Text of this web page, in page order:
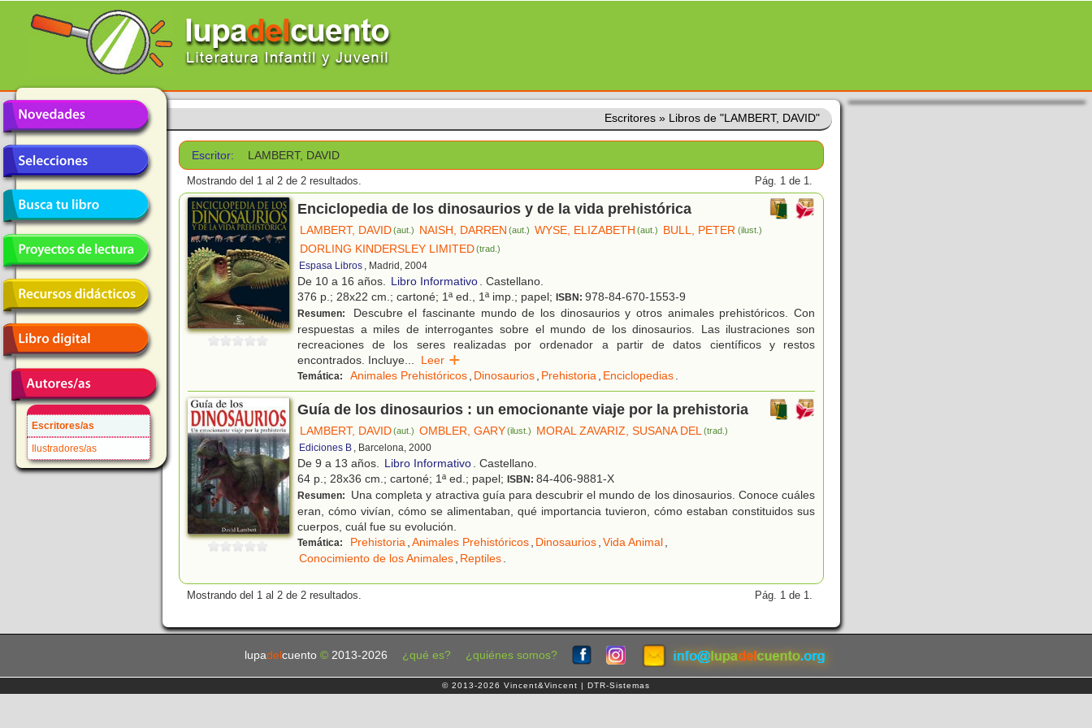
Escritores/as
Ilustradores/as
Escritores » Libros de "LAMBERT, DAVID"
Escritor: LAMBERT, DAVID
Mostrando del 1 al 2 de 2 resultados. Pág. 1 de 1.
Enciclopedia de los dinosaurios y de la vida prehistórica
LAMBERT, DAVID(aut.) NAISH, DARREN (aut.) WYSE, ELIZABETH (aut.) BULL, PETER (ilust.)
DORLING KINDERSLEY LIMITED(trad.)
Espasa Libros , Madrid, 2004
De 10 a 16 años. Libro Informativo. Castellano.
376 p.; 28x22 cm.; cartoné; 1ª ed., 1ª imp.; papel; ISBN: 978-84-670-1553-9
Resumen:
Descubre el fascinante mundo de los dinosaurios y otros animales prehistóricos. Con
respuestas a miles de interrogantes sobre el mundo de los dinosaurios. Las ilustraciones son
recreaciones de los seres realizadas por ordenador a partir de datos científicos y restos
encontrados. Incluye... Leer
Temática: Animales Prehistóricos, Dinosaurios, Prehistoria, Enciclopedias.
Guía de los dinosaurios : un emocionante viaje por la prehistoria
LAMBERT, DAVID(aut.) OMBLER, GARY(ilust.) MORAL ZAVARIZ, SUSANA DEL (trad.)
Ediciones B , Barcelona, 2000
De 9 a 13 años. Libro Informativo. Castellano.
64 p.; 28x36 cm.; cartoné; 1ª ed.; papel; ISBN: 84-406-9881-X
Resumen:
Una completa y atractiva guía para descubrir el mundo de los dinosaurios. Conoce cuáles
eran, cómo vivían, cómo se alimentaban, qué importancia tuvieron, cómo estaban constituidos sus
cuerpos, cuál fue su evolución.
Temática: Prehistoria,Animales Prehistóricos, Dinosaurios,Vida Animal,
Conocimiento de los Animales, Reptiles.
Mostrando del 1 al 2 de 2 resultados. Pág. 1 de 1.
lupadel cuento © 2013-2026 ¿qué es? ¿quiénes somos?
© 2013-2026 Vincent&Vincent | DTR-Sistemas